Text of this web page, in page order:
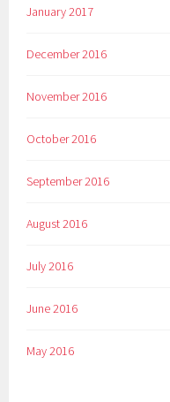
January 2017
December 2016
November 2016
October 2016
September 2016
August 2016
July 2016
June 2016
May 2016